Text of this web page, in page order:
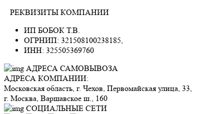
РЕКВИЗИТЫ КОМПАНИИ
ИП БОБОК Т.В.
ОГРНИП: 321508100238185,
ИНН: 325505369760
АДРЕСА САМОВЫВОЗА
АДРЕСА КОМПАНИИ:
Московская область, г. Чехов, Первомайская улица, 33,
г. Москва, Варшавское ш., 160
СОЦИАЛЬНЫЕ СЕТИ